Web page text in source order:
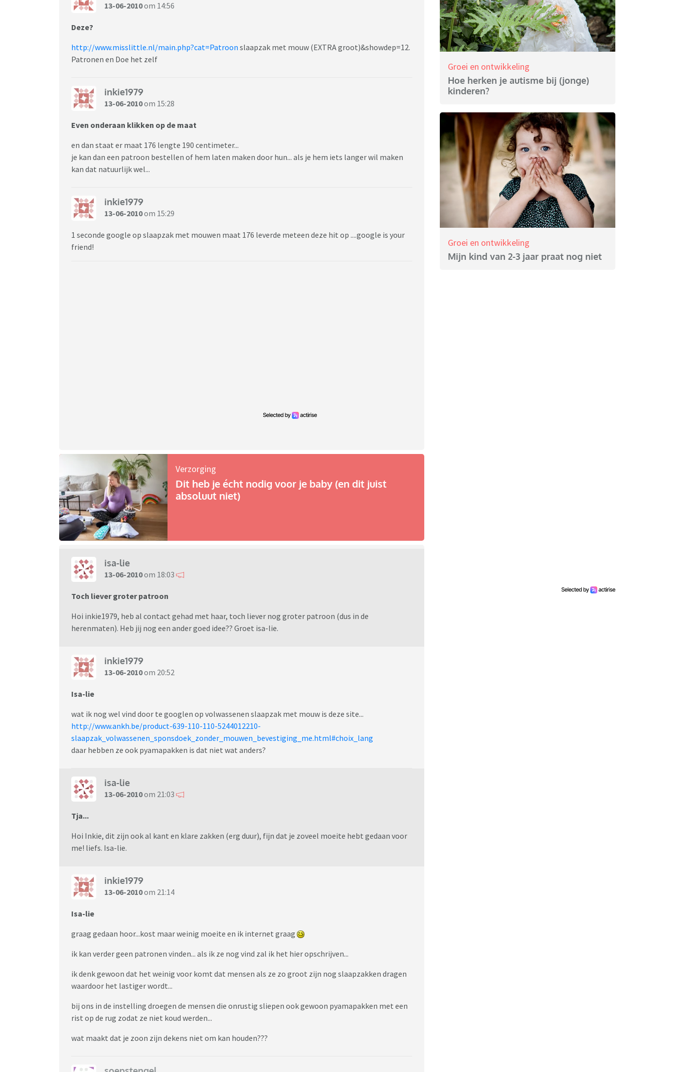
13-06-2010om 14:56
Deze?
http://www.misslittle.nl/main.php?cat=Patroon slaapzak met mouw (EXTRA groot)&showdep=12.
Patronen en Doe het zelf
inkie1979
13-06-2010om 15:28
Even onderaan klikken op de maat
en dan staat er maat 176 lengte 190 centimeter...
je kan dan een patroon bestellen of hem laten maken door hun... als je hem iets langer wil maken
kan dat natuurlijk wel...
inkie1979
13-06-2010om 15:29
1 seconde google op slaapzak met mouwen maat 176 leverde meteen deze hit op ....google is your
friend!
Verzorging
Dit heb je écht nodig voor je baby (en dit juist
absoluut niet)
isa-lie
13-06-2010om 18:03
Toch liever groter patroon
Hoi inkie1979, heb al contact gehad met haar, toch liever nog groter patroon (dus in de
herenmaten). Heb jij nog een ander goed idee?? Groet isa-lie.
inkie1979
13-06-2010om 20:52
Isa-lie
wat ik nog wel vind door te googlen op volwassenen slaapzak met mouw is deze site...
http://www.ankh.be/product-639-110-110-5244012210-
slaapzak_volwassenen_sponsdoek_zonder_mouwen_bevestiging_me.html#choix_lang
daar hebben ze ook pyamapakken is dat niet wat anders?
isa-lie
13-06-2010om 21:03
Tja...
Hoi Inkie, dit zijn ook al kant en klare zakken (erg duur), fijn dat je zoveel moeite hebt gedaan voor
me! liefs. Isa-lie.
inkie1979
13-06-2010om 21:14
Isa-lie
graag gedaan hoor...kost maar weinig moeite en ik internet graag
ik kan verder geen patronen vinden... als ik ze nog vind zal ik het hier opschrijven...
ik denk gewoon dat het weinig voor komt dat mensen als ze zo groot zijn nog slaapzakken dragen
waardoor het lastiger wordt...
bij ons in de instelling droegen de mensen die onrustig sliepen ook gewoon pyamapakken met een
rist op de rug zodat ze niet koud werden...
wat maakt dat je zoon zijn dekens niet om kan houden???
Groei en ontwikkeling
Hoe herken je autisme bij (jonge)
kinderen?
Groei en ontwikkeling
Mijn kind van 2-3 jaar praat nog niet